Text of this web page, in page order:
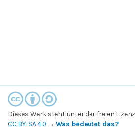
Dieses Werk steht unter der freien Lizenz
CC BY-SA 4.0 →Was bedeutet das?